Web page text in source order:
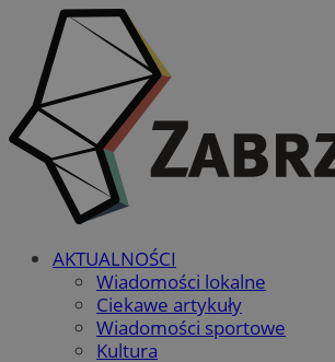
AKTUALNOŚCI
Wiadomości lokalne
Ciekawe artykuły
Wiadomości sportowe
Kultura